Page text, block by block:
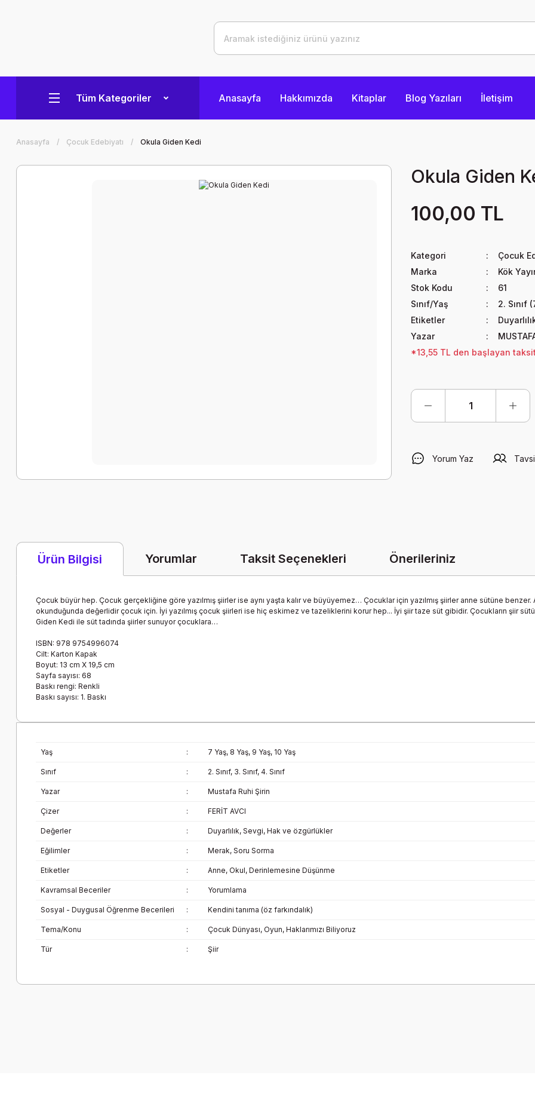
Tüm Kategoriler Anasayfa Hakkımızda Kitaplar Blog Yazıları İletişim
Anasayfa Çocuk Edebiyatı Okula Giden Kedi
Okula Giden
100,00 TL
Kategori Çocuk
Marka
Kök
Stok Kodu
61
Sınıf/Yaş
2. Sınıf
Etiketler
Yazar
*13,55 TL den başlayan
Yorum Yaz
Ürün Bilgisi Yorumlar Taksit Seçenekleri Önerileriniz
Çocuk büyür hep. Çocuk gerçekliğine göre yazılmış şiirler ise aynı yaşta kalır ve büyüyemez… Çocuklar için yazılmış şiirler anne sütüne
okunduğunda değerlidir çocuk için. İyi yazılmış çocuk şiirleri ise hiç eskimez ve tazeliklerini korur hep... İyi şiir taze süt gibidir. Çocukların şiir
Giden Kedi ile süt tadında şiirler sunuyor çocuklara…
ISBN: 978 9754996074
Cilt: Karton Kapak
Boyut: 13 cm X 19,5 cm
Sayfa sayısı: 68
Baskı rengi: Renkli
Baskı sayısı: 1. Baskı
Yaş : 7 Yaş, 8 Yaş, 9 Yaş, 10 Yaş
Sınıf : 2. Sınıf, 3. Sınıf, 4. Sınıf
Yazar : Mustafa Ruhi Şirin
Çizer : FERİT AVCI
Değerler : Duyarlılık, Sevgi, Hak ve özgürlükler
Eğilimler : Merak, Soru Sorma
Etiketler : Anne, Okul, Derinlemesine Düşünme
Kavramsal Beceriler : Yorumlama
Sosyal - Duygusal Öğrenme Becerileri : Kendini tanıma (öz farkındalık)
Tema/Konu : Çocuk Dünyası, Oyun, Haklarımızı Biliyoruz
Tür : Şiir